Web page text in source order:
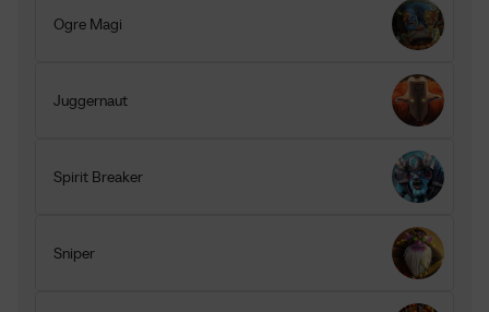
Ogre Magi
Juggernaut
Spirit Breaker
Sniper